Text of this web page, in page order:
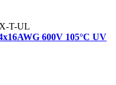
T-UL
600V 105°C UV